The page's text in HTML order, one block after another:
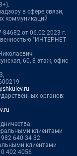
в сфере связи,
коммуникаций
от 06.02.2023 г.
"ИНТЕРНЕТ
60, 8 этаж, офис
органов:
клиентами
640 34 32
клиентами
402 4056